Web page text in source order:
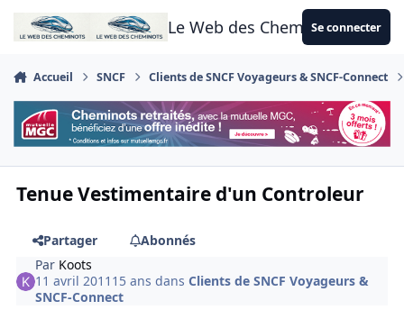
Aller au contenu
Le Web des CheminotsSe connecter
Accueil SNCF Clients de SNCF Voyageurs & SNCF-Connect
Tenue Vestimentaire d'un Controleur
Partager
Abonnés
Par Koots
11 avril 2011 15 ans dansClients de SNCF Voyageurs &
SNCF-Connect